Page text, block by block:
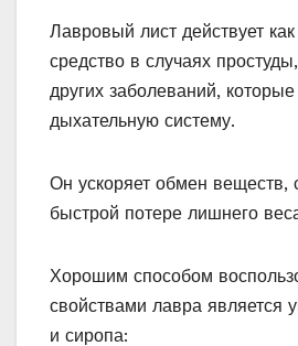
Лавровый лист действует
средство в случаях
других заболеваний,
дыхательную систему.
Он ускоряет обмен веществ,
быстрой потере лишнего
Хорошим способом
свойствами лавра является
и сиропа: